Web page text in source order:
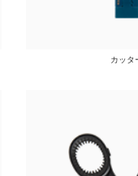
カッタ